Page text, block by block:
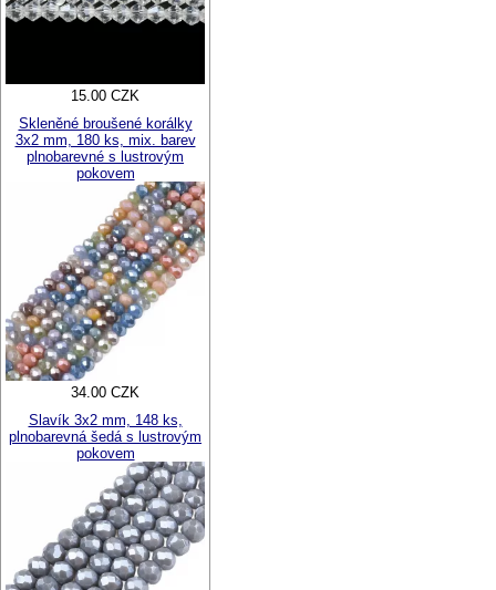
15.00 CZK
Skleněné broušené korálky
3x2 mm, 180 ks, mix. barev
plnobarevné s lustrovým
pokovem
34.00 CZK
Slavík 3x2 mm, 148 ks,
plnobarevná šedá s lustrovým
pokovem